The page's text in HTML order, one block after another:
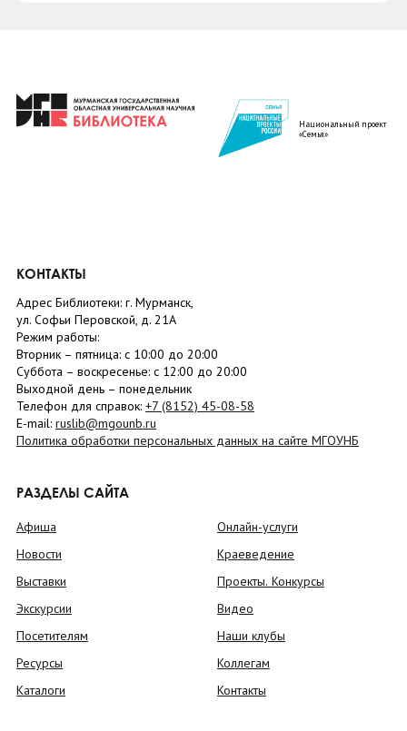
Национальный проект
«Семья»
КОНТАКТЫ
Адрес Библиотеки: г. Мурманск,
ул. Софьи Перовской, д. 21А
Режим работы:
Вторник – пятница: с 10:00 до 20:00
Суббота – воскресенье: c 12:00 до 20:00
Выходной день – понедельник
Телефон для справок: +7 (8152) 45-08-58
E-mail: ruslib@mgounb.ru
Политика обработки персональных данных на сайте МГОУНБ
РАЗДЕЛЫ САЙТА
Афиша
Новости
Выставки
Экскурсии
Посетителям
Ресурсы
Каталоги
Онлайн-услуги
Краеведение
Проекты. Конкурсы
Видео
Наши клубы
Коллегам
Контакты